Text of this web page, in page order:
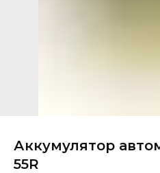
Аккумулятор
55R